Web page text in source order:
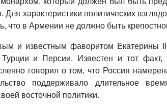
характеристики политических
что в Армении не должно быть
и известным фаворитом Екатерины
и Персии. Известен и тот
говорил о том, что Россия
поддерживало длительное
восточной политики.